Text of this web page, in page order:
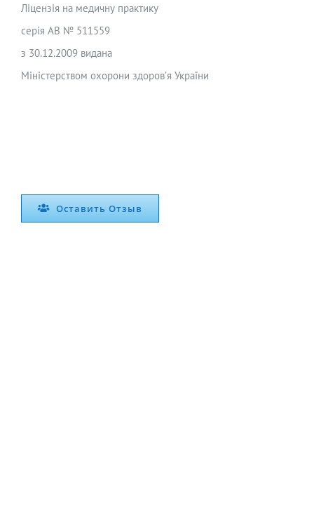
Ліцензія на медичну практику
серія АВ № 511559
з 30.12.2009 видана
Міністерством охорони здоров’я України
Оставить Отзыв